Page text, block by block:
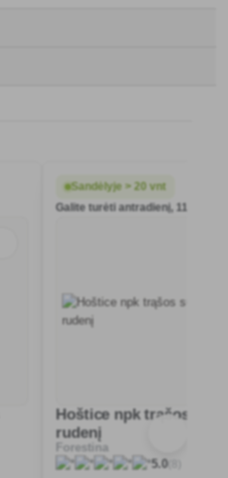
Sandėlyje > 20 vnt
Galite turėti antradienį, 11.08.
Hoštice npk trąšos su
rudenį
Forestina
5.0(8)